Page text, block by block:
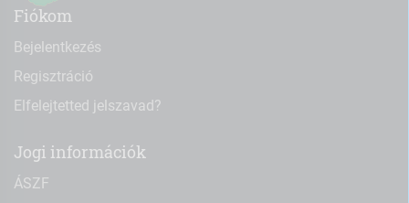
Fiókom
Bejelentkezés
Regisztráció
Elfelejtetted jelszavad?
Jogi információk
ÁSZF